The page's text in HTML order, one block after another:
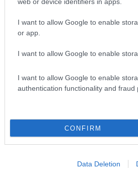
I want to allow Google to enable
or app.
I want to allow Google to enable
I want to allow Google to enable
authentication functionality and
CONFIRM
Data Deletion
εγγραφή στο Pelop για περισσότερα
και το pelop.gr σε
– στείλε παράπονα,